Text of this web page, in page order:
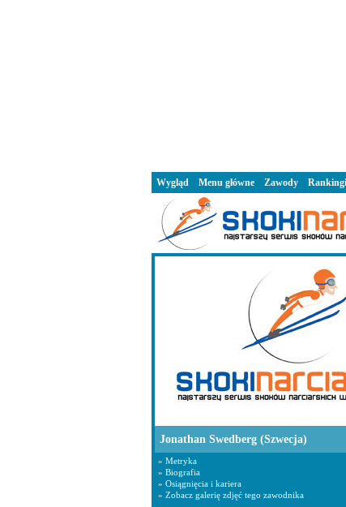
Jonathan Swedberg (Szwecja)
» Metryka
» Biografia
» Osiągnięcia i kariera
» Zobacz galerię zdjęć tego zawodnika
Wygląd Menu główne Zawody Rankingi